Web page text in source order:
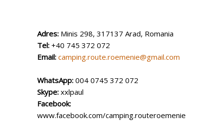
Adres: Minis 298, 317137 Arad, Romania
Tel: +40 745 372 072
Email: camping.route.roemenie@gmail.com
WhatsApp: 004 0745 372 072
Skype: xxlpaul
Facebook:
www.facebook.com/camping.routeroemenie